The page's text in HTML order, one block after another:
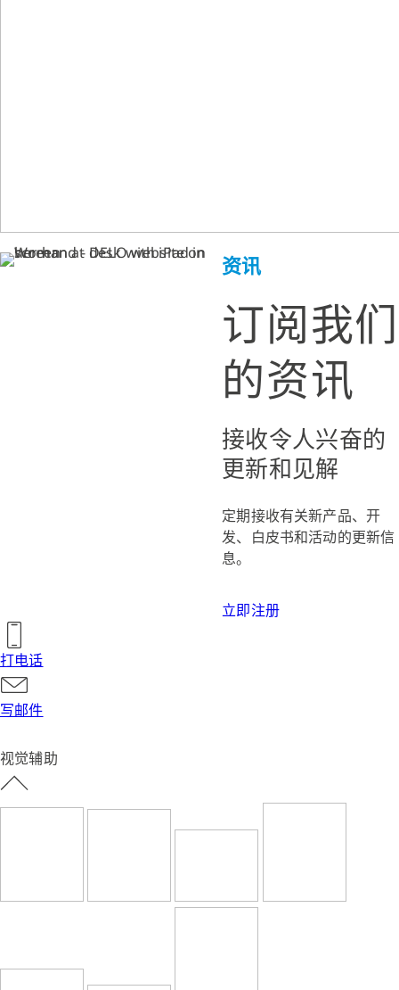
资讯
订阅我们
的资讯
接收令人兴奋的
更新和见解
定期接收有关新产品、开
发、白皮书和活动的更新信
息。
立即注册
打电话
写邮件
视觉辅助